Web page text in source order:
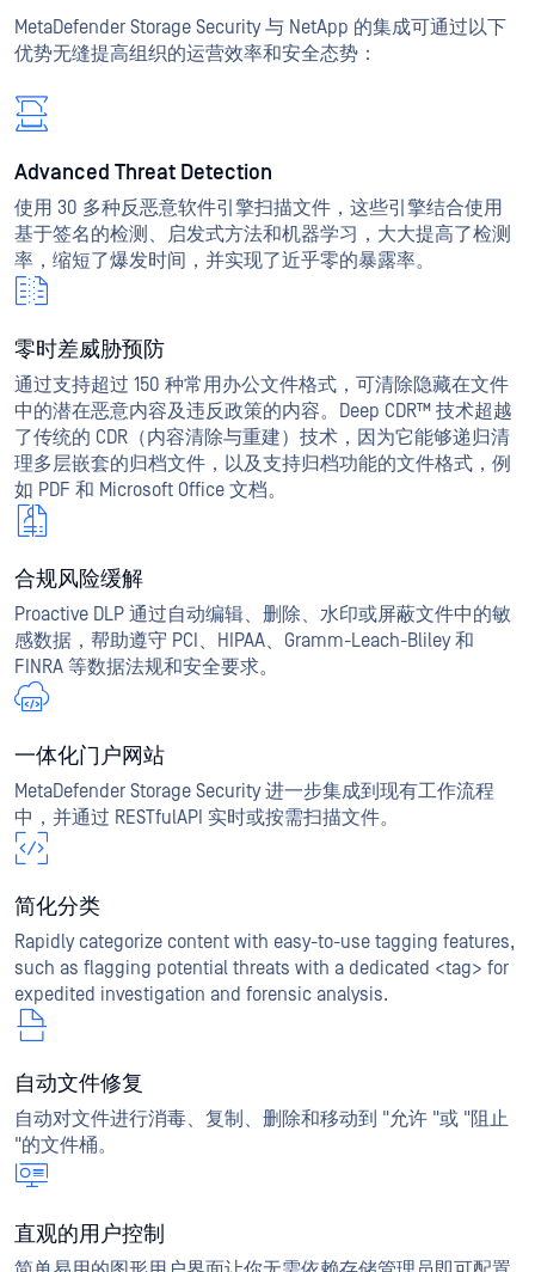
MetaDefender Storage Security 与 NetApp 的集成可通过以下
优势无缝提高组织的运营效率和安全态势：
Advanced Threat Detection
使用 30 多种反恶意软件引擎扫描文件，这些引擎结合使用
基于签名的检测、启发式方法和机器学习，大大提高了检测
率，缩短了爆发时间，并实现了近乎零的暴露率。
零时差威胁预防
通过支持超过 150 种常用办公文件格式，可清除隐藏在文件
中的潜在恶意内容及违反政策的内容。Deep CDR™ 技术超越
了传统的 CDR（内容清除与重建）技术，因为它能够递归清
理多层嵌套的归档文件，以及支持归档功能的文件格式，例
如 PDF 和 Microsoft Office 文档。
合规风险缓解
Proactive DLP 通过自动编辑、删除、水印或屏蔽文件中的敏
感数据，帮助遵守 PCI、HIPAA、Gramm-Leach-Bliley 和
FINRA 等数据法规和安全要求。
一体化门户网站
MetaDefender Storage Security 进一步集成到现有工作流程
中，并通过 RESTfulAPI 实时或按需扫描文件。
简化分类
Rapidly categorize content with easy-to-use tagging features,
such as flagging potential threats with a dedicated <tag> for
expedited investigation and forensic analysis.
自动文件修复
自动对文件进行消毒、复制、删除和移动到 "允许 "或 "阻止
"的文件桶。
直观的用户控制